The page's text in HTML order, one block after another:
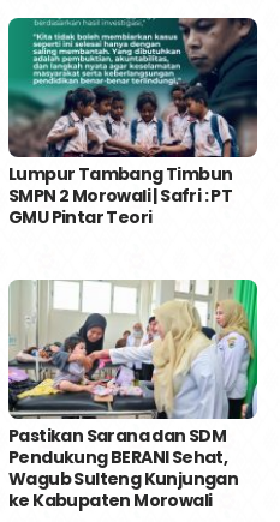
Lumpur Tambang Timbun
SMPN 2 Morowali | Safri : PT
GMU Pintar Teori
Pastikan Sarana dan SDM
Pendukung BERANI Sehat,
Wagub Sulteng Kunjungan
ke Kabupaten Morowali